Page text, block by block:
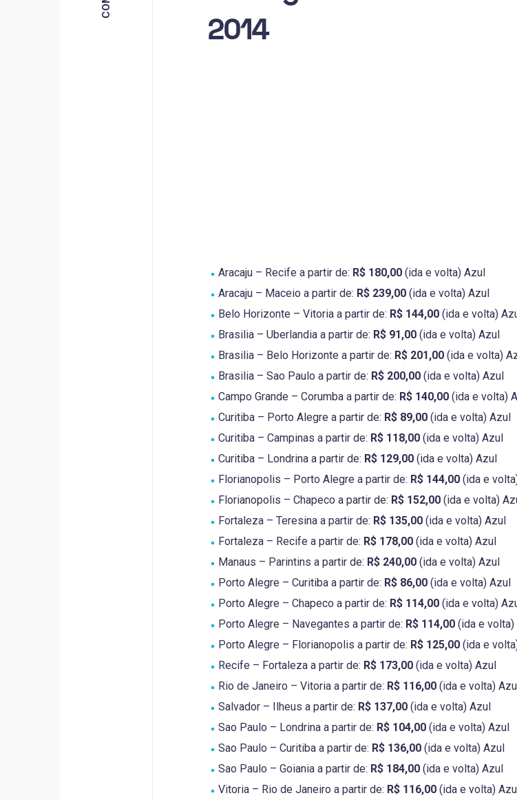
2014
Aracaju – Recife a partir de: R$ 180,00(ida e volta) Azul
Aracaju – Maceio a partir de: R$ 239,00(ida e volta) Azul
Belo Horizonte – Vitoria a partir de: R$ 144,00(ida e volta)
Brasilia – Uberlandia a partir de: R$ 91,00(ida e volta) Azul
Brasilia – Belo Horizonte a partir de: R$ 201,00(ida e volta)
Brasilia – Sao Paulo a partir de: R$ 200,00(ida e volta) Azul
Campo Grande – Corumba a partir de: R$ 140,00(ida e volta)
Curitiba – Porto Alegre a partir de: R$ 89,00(ida e volta) Azul
Curitiba – Campinas a partir de: R$ 118,00(ida e volta) Azul
Curitiba – Londrina a partir de: R$ 129,00(ida e volta) Azul
Florianopolis – Porto Alegre a partir de: R$ 144,00(ida e
Florianopolis – Chapeco a partir de: R$ 152,00(ida e volta)
Fortaleza – Teresina a partir de: R$ 135,00(ida e volta) Azul
Fortaleza – Recife a partir de: R$ 178,00(ida e volta) Azul
Manaus – Parintins a partir de: R$ 240,00(ida e volta) Azul
Porto Alegre – Curitiba a partir de: R$ 86,00(ida e volta) Azul
Porto Alegre – Chapeco a partir de: R$ 114,00(ida e volta)
Porto Alegre – Navegantes a partir de: R$ 114,00(ida e volta)
Porto Alegre – Florianopolis a partir de: R$ 125,00(ida e
Recife – Fortaleza a partir de: R$ 173,00(ida e volta) Azul
Rio de Janeiro – Vitoria a partir de: R$ 116,00(ida e volta)
Salvador – Ilheus a partir de: R$ 137,00(ida e volta) Azul
Sao Paulo – Londrina a partir de: R$ 104,00(ida e volta) Azul
Sao Paulo – Curitiba a partir de: R$ 136,00(ida e volta) Azul
Sao Paulo – Goiania a partir de: R$ 184,00(ida e volta) Azul
Vitoria – Rio de Janeiro a partir de: R$ 116,00(ida e volta)